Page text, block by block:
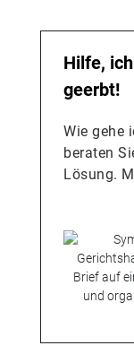
Hilfe,
geerbt!
Wie gehe
beraten
Lösung.